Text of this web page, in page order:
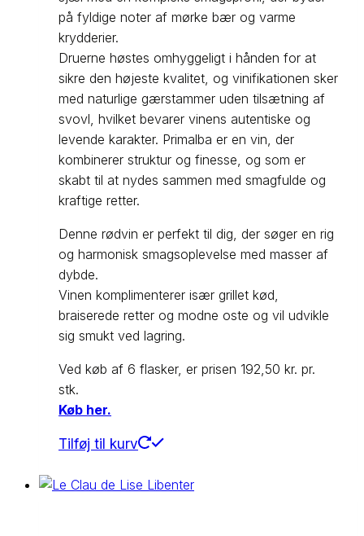
på fyldige noter af mørke bær og varme
krydderier.
Druerne høstes omhyggeligt i hånden for at
sikre den højeste kvalitet, og vinifikationen sker
med naturlige gærstammer uden tilsætning af
svovl, hvilket bevarer vinens autentiske og
levende karakter. Primalba er en vin, der
kombinerer struktur og finesse, og som er
skabt til at nydes sammen med smagfulde og
kraftige retter.
Denne rødvin er perfekt til dig, der søger en rig
og harmonisk smagsoplevelse med masser af
dybde.
Vinen komplimenterer især grillet kød,
braiserede retter og modne oste og vil udvikle
sig smukt ved lagring.
Ved køb af 6 flasker, er prisen 192,50 kr. pr.
stk.
Køb her.
Tilføj til kurv